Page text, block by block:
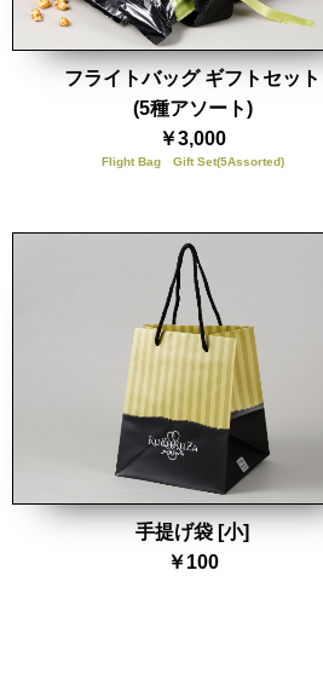
Flight Bag Gift Set(5Assorted)
フライトバッグ ギフトセット
(5種アソート)
￥3,000
手提げ袋 [小]
￥100